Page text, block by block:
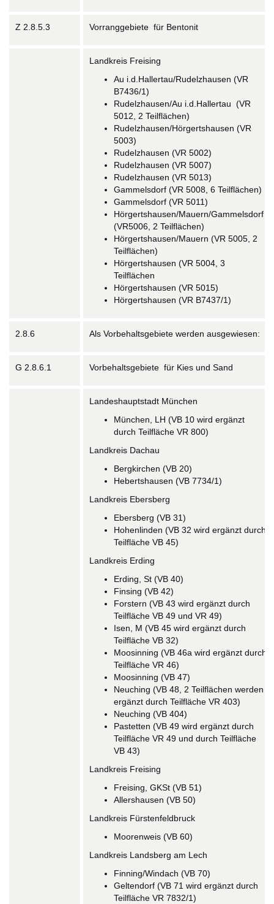
Z 2.8.5.3 Vorranggebiete für Bentonit
Landkreis Freising
Au i.d.Hallertau/Rudelzhausen (VR
B7436/1)
Rudelzhausen/Au i.d.Hallertau (VR
5012, 2 Teilflächen)
Rudelzhausen/Hörgertshausen (VR
5003)
Rudelzhausen (VR 5002)
Rudelzhausen (VR 5007)
Rudelzhausen (VR 5013)
Gammelsdorf (VR 5008, 6 Teilflächen)
Gammelsdorf (VR 5011)
Hörgertshausen/Mauern/Gammelsdorf
(VR5006, 2 Teilflächen)
Hörgertshausen/Mauern (VR 5005, 2
Teilflächen)
Hörgertshausen (VR 5004, 3
Teilflächen
Hörgertshausen (VR 5015)
Hörgertshausen (VR B7437/1)
2.8.6 Als Vorbehaltsgebiete werden ausgewiesen:
G 2.8.6.1 Vorbehaltsgebiete für Kies und Sand
Landeshauptstadt München
München, LH (VB 10 wird ergänzt
durch Teilfläche VR 800)
Landkreis Dachau
Bergkirchen (VB 20)
Hebertshausen (VB 7734/1)
Landkreis Ebersberg
Ebersberg (VB 31)
Hohenlinden (VB 32 wird ergänzt durch
Teilfläche VB 45)
Landkreis Erding
Erding, St (VB 40)
Finsing (VB 42)
Forstern (VB 43 wird ergänzt durch
Teilfläche VB 49 und VR 49)
Isen, M (VB 45 wird ergänzt durch
Teilfläche VB 32)
Moosinning (VB 46a wird ergänzt durch
Teilfläche VR 46)
Moosinning (VB 47)
Neuching (VB 48, 2 Teilflächen werden
ergänzt durch Teilfläche VR 403)
Neuching (VB 404)
Pastetten (VB 49 wird ergänzt durch
Teilfläche VR 49 und durch Teilfläche
VB 43)
Landkreis Freising
Freising, GKSt (VB 51)
Allershausen (VB 50)
Landkreis Fürstenfeldbruck
Moorenweis (VB 60)
Landkreis Landsberg am Lech
Finning/Windach (VB 70)
Geltendorf (VB 71 wird ergänzt durch
Teilfläche VR 7832/1)